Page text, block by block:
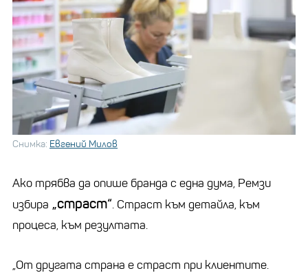
Снимка: Евгений Милов
Ако трябва да опише бранда с една дума, Ремзи
избира „страст“. Страст към детайла, към
процеса, към резултата.
„От другата страна е страст при клиентите.